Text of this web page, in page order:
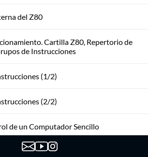
del Z80
Cartilla Z80, Repertorio de
de Instrucciones
(1/2)
(2/2)
de un Computador Sencillo
de Desarrollo